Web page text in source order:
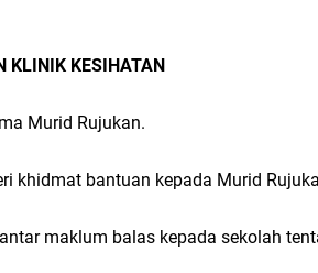
KLINIK KESIHATAN
Murid Rujukan.
khidmat bantuan kepada Murid
maklum balas kepada sekolah